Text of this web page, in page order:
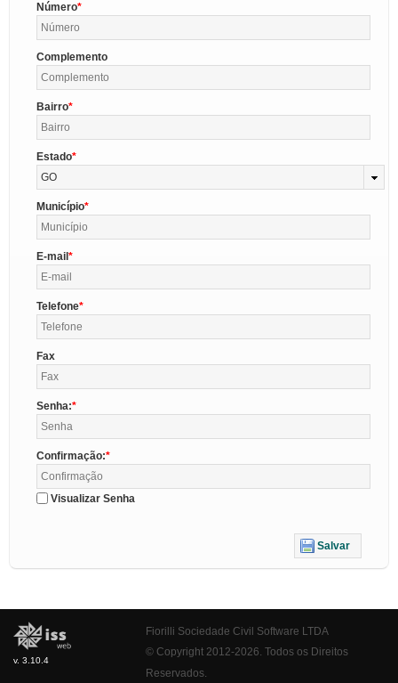
Número
Complemento
Bairro
Estado
GO
Município
E-mail
Telefone
Fax
Senha:
Confirmação:
Visualizar Senha
Salvar
v. 3.10.4
Fiorilli Sociedade Civil Software LTDA
© Copyright 2012-2026. Todos os Direitos
Reservados.